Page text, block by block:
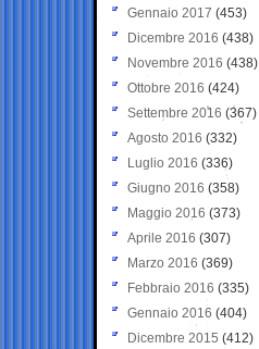
Gennaio 2017 (453)
Dicembre 2016 (438)
Novembre 2016 (438)
Ottobre 2016 (424)
Settembre 2016 (367)
Agosto 2016 (332)
Luglio 2016 (336)
Giugno 2016 (358)
Maggio 2016 (373)
Aprile 2016 (307)
Marzo 2016 (369)
Febbraio 2016 (335)
Gennaio 2016 (404)
Dicembre 2015 (412)